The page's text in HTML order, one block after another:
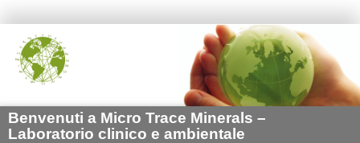
Benvenuti a Micro Trace Minerals –
Laboratorio clinico e ambientale